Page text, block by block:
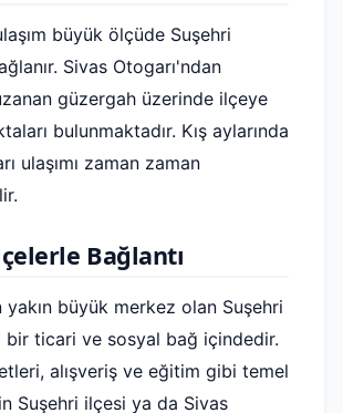
büyük ölçüde Suşehri
Sivas Otogarı'ndan
güzergah üzerinde ilçeye
bulunmaktadır. Kış aylarında
ulaşımı zaman zaman
Bağlantı
yakın büyük merkez olan Suşehri
bir ticari ve sosyal bağ içindedir.
alışveriş ve eğitim gibi temel
Suşehri ilçesi ya da Sivas